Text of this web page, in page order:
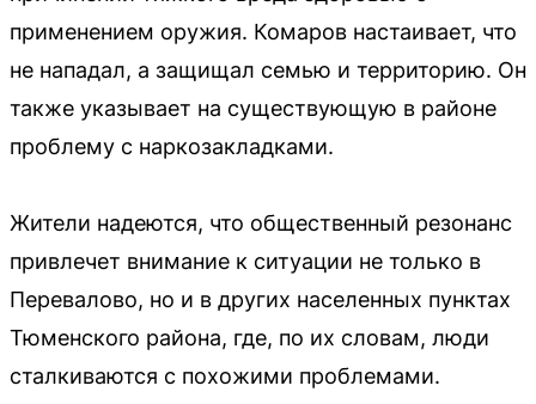
применением оружия. Комаров настаивает, что
не нападал, а защищал семью и территорию. Он
также указывает на существующую в районе
проблему с наркозакладками.
Жители надеются, что общественный резонанс
привлечет внимание к ситуации не только в
Перевалово, но и в других населенных пунктах
Тюменского района, где, по их словам, люди
сталкиваются с похожими проблемами.